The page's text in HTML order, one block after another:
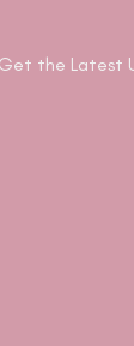
the Latest